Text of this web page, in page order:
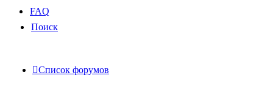
FAQ
Поиск
Список форумов